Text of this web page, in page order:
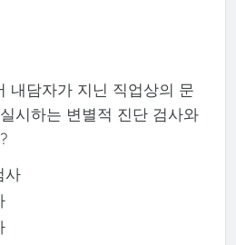
내담자가 지닌 직업상의 문
시하는 변별적 진단 검사와
사